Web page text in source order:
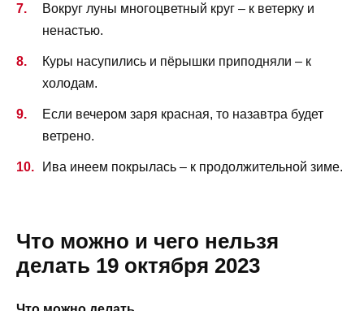
Вокруг луны многоцветный круг – к ветерку и
ненастью.
Куры насупились и пёрышки приподняли – к
холодам.
Если вечером заря красная, то назавтра будет
ветрено.
Ива инеем покрылась – к продолжительной зиме.
Что можно и чего нельзя
делать 19 октября 2023